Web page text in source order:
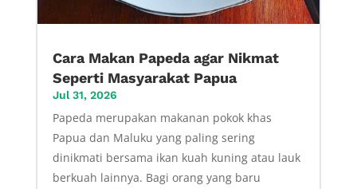
Cara Makan Papeda agar Nikmat
Seperti Masyarakat Papua
Jul 31, 2026
Papeda merupakan makanan pokok khas
Papua dan Maluku yang paling sering
dinikmati bersama ikan kuah kuning atau lauk
berkuah lainnya. Bagi orang yang baru